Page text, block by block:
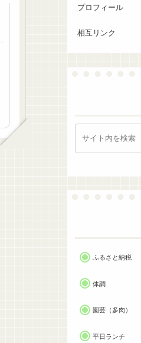
プロフィール
相互リンク
ふるさと納税
体調
園芸（多肉）
平日ランチ